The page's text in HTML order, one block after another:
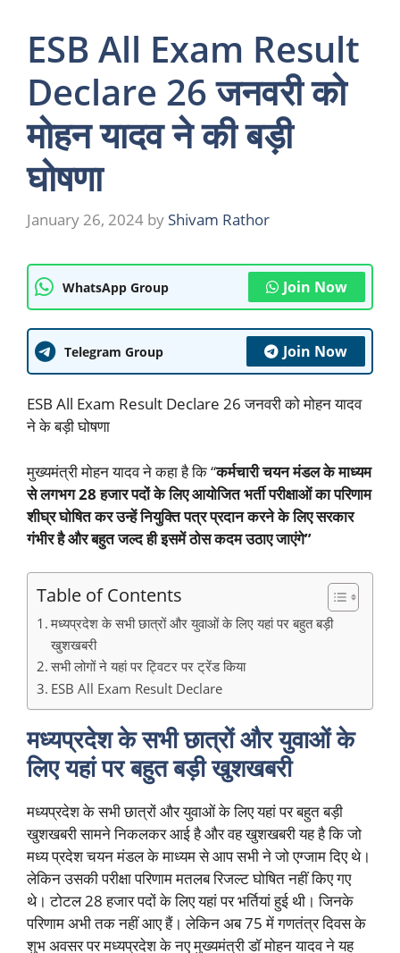
ESB All Exam Result
Declare 26 जनवरी को
मोहन यादव ने की बड़ी
घोषणा
January 26, 2024 by Shivam Rathor
WhatsApp Group Join Now
Telegram Group Join Now
ESB All Exam Result Declare 26 जनवरी को मोहन यादव
ने के बड़ी घोषणा
मुख्यमंत्री मोहन यादव ने कहा है कि “कर्मचारी चयन मंडल के माध्यम
से लगभग 28 हजार पदों के लिए आयोजित भर्ती परीक्षाओं का परिणाम
शीघ्र घोषित कर उन्हें नियुक्ति पत्र प्रदान करने के लिए सरकार
गंभीर है और बहुत जल्द ही इसमें ठोस कदम उठाए जाएंगे”
Table of Contents
मध्यप्रदेश के सभी छात्रों और युवाओं के लिए यहां पर बहुत बड़ी
खुशखबरी
सभी लोगों ने यहां पर ट्विटर पर ट्रेंड किया
ESB All Exam Result Declare
मध्यप्रदेश के सभी छात्रों और युवाओं के
लिए यहां पर बहुत बड़ी खुशखबरी
मध्यप्रदेश के सभी छात्रों और युवाओं के लिए यहां पर बहुत बड़ी
खुशखबरी सामने निकलकर आई है और वह खुशखबरी यह है कि जो
मध्य प्रदेश चयन मंडल के माध्यम से आप सभी ने जो एग्जाम दिए थे।
लेकिन उसकी परीक्षा परिणाम मतलब रिजल्ट घोषित नहीं किए गए
थे। टोटल 28 हजार पदों के लिए यहां पर भर्तियां हुई थी। जिनके
परिणाम अभी तक नहीं आए हैं। लेकिन अब 75 में गणतंत्र दिवस के
शुभ अवसर पर मध्यप्रदेश के नए मुख्यमंत्री डॉ मोहन यादव ने यह